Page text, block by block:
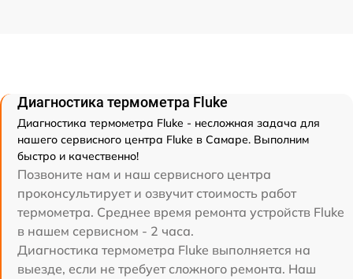
Диагностика термометра Fluke
Диагностика термометра Fluke - несложная задача для
нашего сервисного центра Fluke в Самаре. Выполним
быстро и качественно!
Позвоните нам и наш сервисного центра
проконсультирует и озвучит стоимость работ
термометра. Среднее время ремонта устройств Fluke
в нашем сервисном - 2 часа.
Диагностика термометра Fluke выполняется на
выезде, если не требует сложного ремонта. Наш